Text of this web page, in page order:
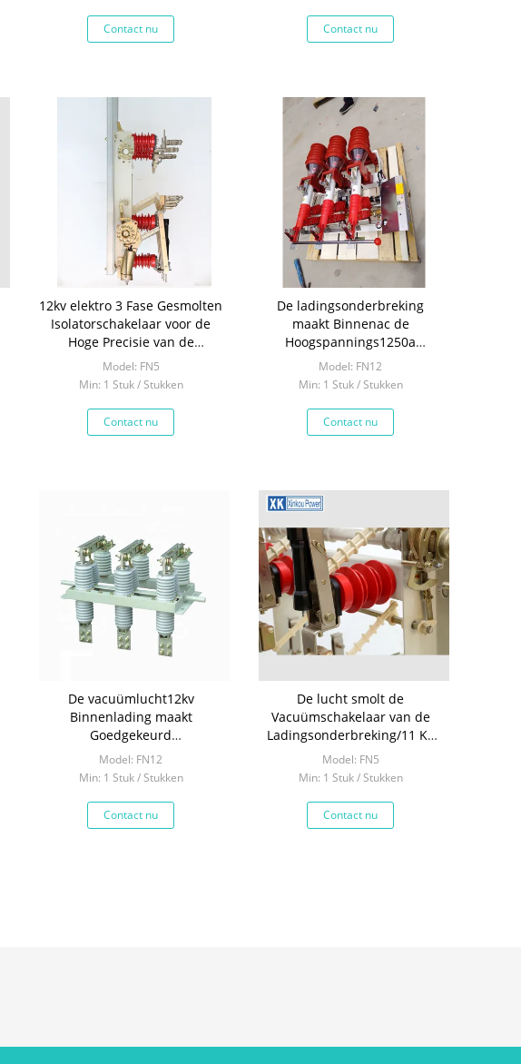
Contact nu Contact nu
12kv elektro 3 Fase Gesmolten
Isolatorschakelaar voor de
Hoge Precisie van de
Trekkerventilator
Model: FN5
Min: 1 Stuk / Stukken
Contact nu
De ladingsonderbreking
maakt Binnenac de
Hoogspannings1250a
Maximum Stroom los van
Switc
Model: FN12
Min: 1 Stuk / Stukken
Contact nu
De vacuümlucht12kv
Binnenlading maakt
Goedgekeurd
Schakelaariso9001 Certificaat
los
Model: FN12
Min: 1 Stuk / Stukken
Contact nu
De lucht smolt de
Vacuümschakelaar van de
Ladingsonderbreking/11 Kv
Isolator met Aardeschakelaar
Model: FN5
Min: 1 Stuk / Stukken
Contact nu